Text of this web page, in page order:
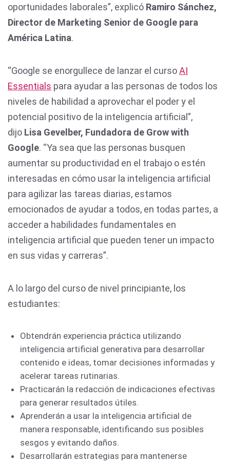
oportunidades laborales”, explicó Ramiro Sánchez,
Director de Marketing Senior de Google para
América Latina.
“Google se enorgullece de lanzar el cursoAI
Essentials para ayudar a las personas de todos los
niveles de habilidad a aprovechar el poder y el
potencial positivo de la inteligencia artificial”,
dijo Lisa Gevelber, Fundadora de Grow with
Google. “Ya sea que las personas busquen
aumentar su productividad en el trabajo o estén
interesadas en cómo usar la inteligencia artificial
para agilizar las tareas diarias, estamos
emocionados de ayudar a todos, en todas partes, a
acceder a habilidades fundamentales en
inteligencia artificial que pueden tener un impacto
en sus vidas y carreras”.
A lo largo del curso de nivel principiante, los
estudiantes:
Obtendrán experiencia práctica utilizando
inteligencia artificial generativa para desarrollar
contenido e ideas, tomar decisiones informadas y
acelerar tareas rutinarias.
Practicarán la redacción de indicaciones efectivas
para generar resultados útiles.
Aprenderán a usar la inteligencia artificial de
manera responsable, identificando sus posibles
sesgos y evitando daños.
Desarrollarán estrategias para mantenerse